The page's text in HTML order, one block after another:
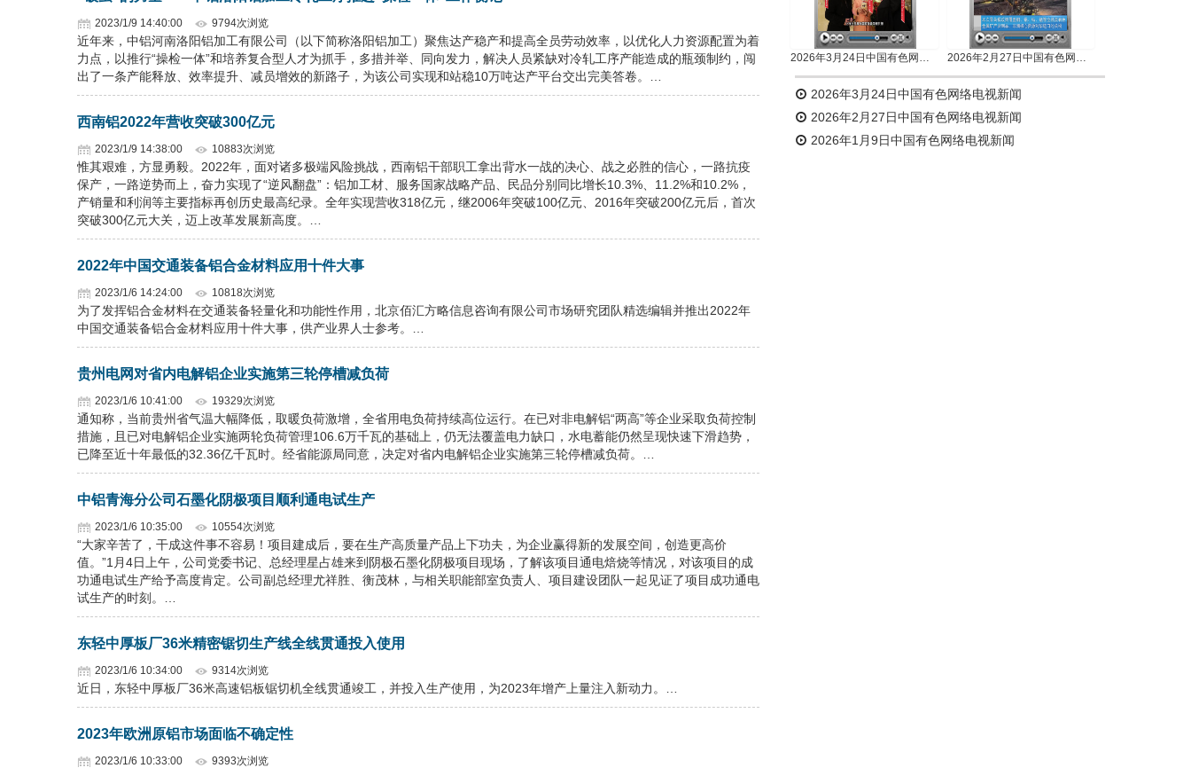
2023/1/9 14:40:00 9794次浏览
近年来，中铝河南洛阳铝加工有限公司（以下简称洛阳铝加工）聚焦达产稳产和提高全员劳动效率，以优化人力资源配置为着
力点，以推行“操检一体”和培养复合型人才为抓手，多措并举、同向发力，解决人员紧缺对冷轧工序产能造成的瓶颈制约，闯
出了一条产能释放、效率提升、减员增效的新路子，为该公司实现和站稳10万吨达产平台交出完美答卷。…
西南铝2022年营收突破300亿元
2023/1/9 14:38:00 10883次浏览
惟其艰难，方显勇毅。2022年，面对诸多极端风险挑战，西南铝干部职工拿出背水一战的决心、战之必胜的信心，一路抗疫
保产，一路逆势而上，奋力实现了“逆风翻盘”：铝加工材、服务国家战略产品、民品分别同比增长10.3%、11.2%和10.2%，
产销量和利润等主要指标再创历史最高纪录。全年实现营收318亿元，继2006年突破100亿元、2016年突破200亿元后，首次
突破300亿元大关，迈上改革发展新高度。…
2022年中国交通装备铝合金材料应用十件大事
2023/1/6 14:24:00 10818次浏览
为了发挥铝合金材料在交通装备轻量化和功能性作用，北京佰汇方略信息咨询有限公司市场研究团队精选编辑并推出2022年
中国交通装备铝合金材料应用十件大事，供产业界人士参考。…
贵州电网对省内电解铝企业实施第三轮停槽减负荷
2023/1/6 10:41:00 19329次浏览
通知称，当前贵州省气温大幅降低，取暖负荷激增，全省用电负荷持续高位运行。在已对非电解铝“两高”等企业采取负荷控制
措施，且已对电解铝企业实施两轮负荷管理106.6万千瓦的基础上，仍无法覆盖电力缺口，水电蓄能仍然呈现快速下滑趋势，
已降至近十年最低的32.36亿千瓦时。经省能源局同意，决定对省内电解铝企业实施第三轮停槽减负荷。…
中铝青海分公司石墨化阴极项目顺利通电试生产
2023/1/6 10:35:00 10554次浏览
“大家辛苦了，干成这件事不容易！项目建成后，要在生产高质量产品上下功夫，为企业赢得新的发展空间，创造更高价
值。”1月4日上午，公司党委书记、总经理星占雄来到阴极石墨化阴极项目现场，了解该项目通电焙烧等情况，对该项目的成
功通电试生产给予高度肯定。公司副总经理尤祥胜、衡茂林，与相关职能部室负责人、项目建设团队一起见证了项目成功通电
试生产的时刻。…
东轻中厚板厂36米精密锯切生产线全线贯通投入使用
2023/1/6 10:34:00 9314次浏览
近日，东轻中厚板厂36米高速铝板锯切机全线贯通竣工，并投入生产使用，为2023年增产上量注入新动力。…
2023年欧洲原铝市场面临不确定性
2023/1/6 10:33:00 9393次浏览
2026年3月24日中国有色网络电视新闻 2026年2月27日中国有色网络电视新闻
2026年3月24日中国有色网络电视新闻
2026年2月27日中国有色网络电视新闻
2026年1月9日中国有色网络电视新闻